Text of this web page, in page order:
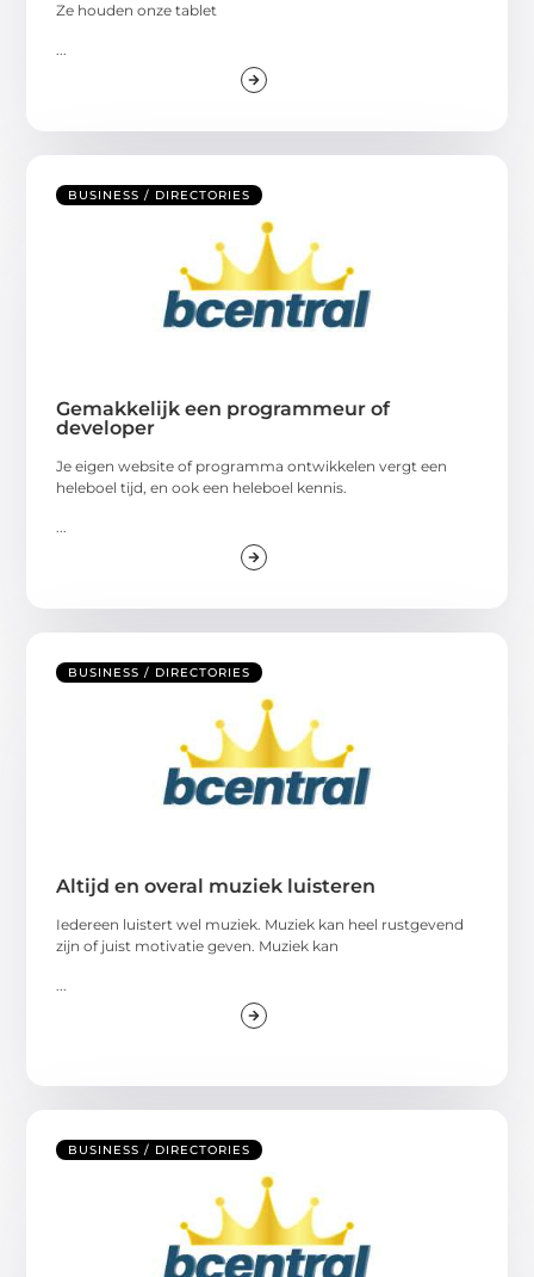
Ze houden onze tablet
BUSINESS / DIRECTORIES
Gemakkelijk een programmeur of
developer
Je eigen website of programma ontwikkelen vergt een
heleboel tijd, en ook een heleboel kennis.
BUSINESS / DIRECTORIES
Altijd en overal muziek luisteren
Iedereen luistert wel muziek. Muziek kan heel rustgevend
zijn of juist motivatie geven. Muziek kan
BUSINESS / DIRECTORIES